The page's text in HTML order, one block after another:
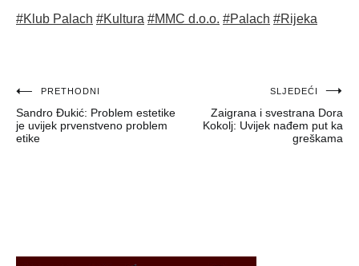
#Klub Palach #Kultura #MMC d.o.o. #Palach #Rijeka
Navigacija
objava
PRETHODNI
Sandro Đukić: Problem estetike
je uvijek prvenstveno problem
etike
SLJEDEĆI
Zaigrana i svestrana Dora
Kokolj: Uvijek nađem put ka
greškama